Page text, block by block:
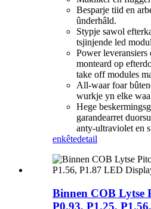
Besparje tiid en
ûnderhâld.
Stypje sawol
tsjinjende led
Power leveransiers
monteard op
take off modules
All-waar foar
wurkje yn elke
Hege
garandearret
anty-ultraviolet en
enkêtedetail
Binnen COB Lytse
P0.93, P1.25,